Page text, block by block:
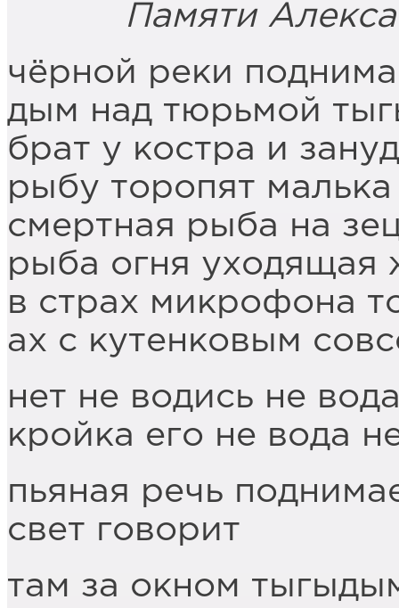
Памяти
чёрной реки
дым над тюрьмой
брат у костра и
рыбу торопят малька
смертная рыба на
рыба огня уходящая
в страх микрофона
ах с кутенковым
нет не водись не
кройка его не вода
пьяная речь
свет говорит
там за окном